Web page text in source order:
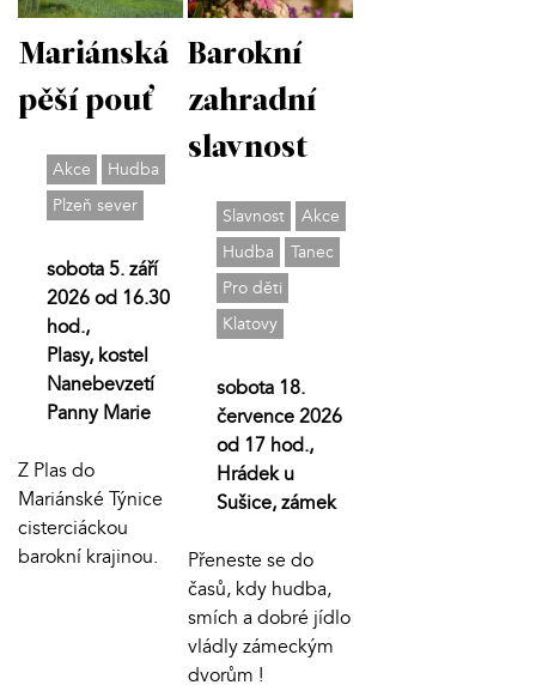
Mariánská
pěší pouť
Akce
Hudba
Plzeň sever
sobota 5. září
2026 od 16.30
hod.,
Plasy, kostel
Nanebevzetí
Panny Marie
Z Plas do
Mariánské Týnice
cisterciáckou
barokní krajinou.
Barokní
zahradní
slavnost
Slavnost
Akce
Hudba
Tanec
Pro děti
Klatovy
sobota 18.
července 2026
od 17 hod.,
Hrádek u
Sušice, zámek
Přeneste se do
časů, kdy hudba,
smích a dobré jídlo
vládly zámeckým
dvorům !